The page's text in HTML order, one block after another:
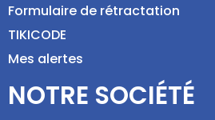
Formulaire de rétractation
TIKICODE
Mes alertes
NOTRE SOCIÉTÉ